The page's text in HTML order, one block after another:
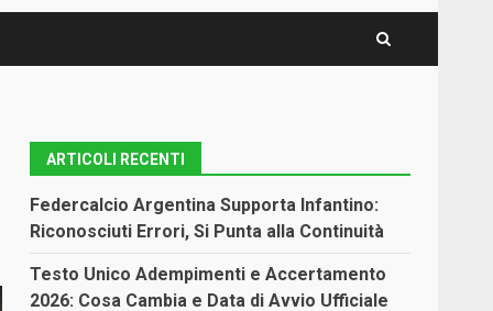
ARTICOLI RECENTI
Federcalcio Argentina Supporta Infantino:
Riconosciuti Errori, Si Punta alla Continuità
Testo Unico Adempimenti e Accertamento
2026: Cosa Cambia e Data di Avvio Ufficiale